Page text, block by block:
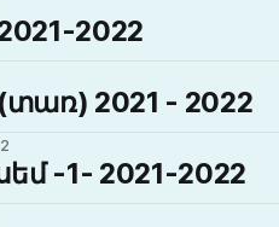
2022
2021 - 2022
-1- 2021-2022